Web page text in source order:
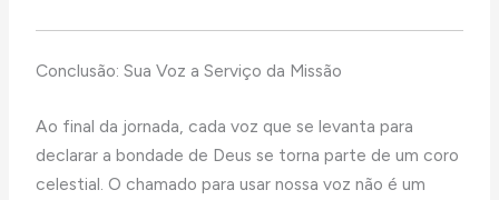
Conclusão: Sua Voz a Serviço da Missão
Ao final da jornada, cada voz que se levanta para
declarar a bondade de Deus se torna parte de um coro
celestial. O chamado para usar nossa voz não é um